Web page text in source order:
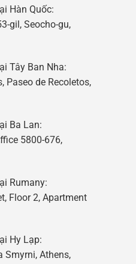
Hàn Quốc:
gil, Seocho-gu,
Tây Ban Nha:
Paseo de Recoletos,
Ba Lan:
5800-676,
Rumany:
Floor 2, Apartment
Hy Lạp:
Smyrni, Athens,